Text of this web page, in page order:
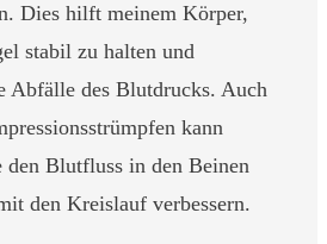
Dies hilft meinem Körper,
stabil zu halten und
Abfälle des Blutdrucks. Auch
kann
Blutfluss in den Beinen
den Kreislauf verbessern.